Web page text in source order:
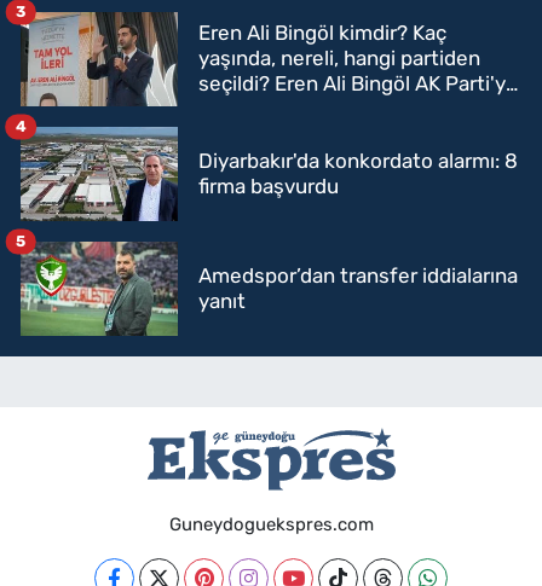
Eren Ali Bingöl kimdir? Kaç
yaşında, nereli, hangi partiden
seçildi? Eren Ali Bingöl AK Parti'ye
3
Diyarbakır'da konkordato alarmı: 8
firma başvurdu
4
Amedspor’dan transfer iddialarına
yanıt
5
Guneydoguekspres.com